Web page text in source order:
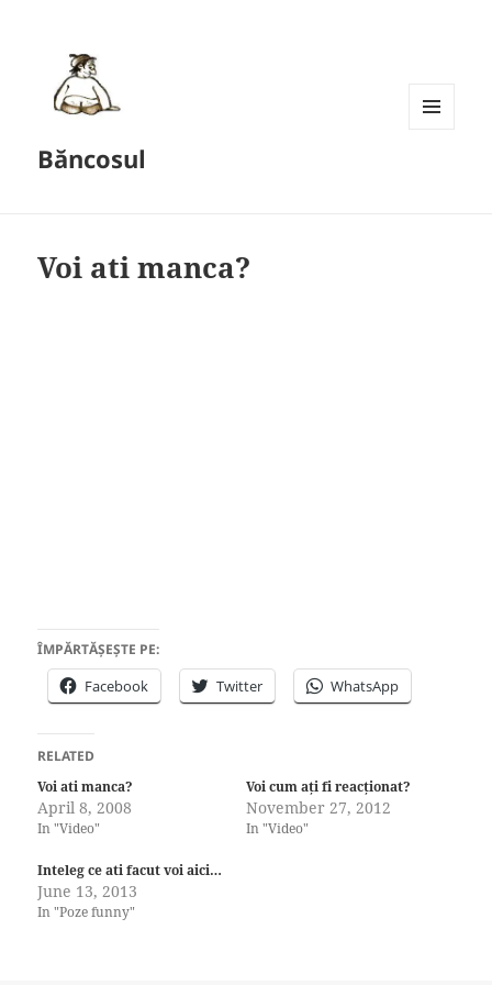
Băncosul
Voi ati manca?
ÎMPĂRTĂȘEȘTE PE:
Facebook Twitter WhatsApp
RELATED
Voi ati manca?
April 8, 2008
In "Video"
Voi cum ați fi reacționat?
November 27, 2012
In "Video"
Inteleg ce ati facut voi aici…
June 13, 2013
In "Poze funny"